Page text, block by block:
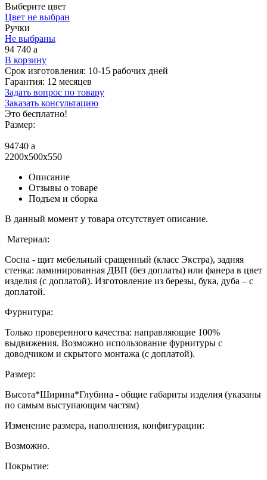
Выберите цвет
Цвет не выбран
Ручки
Не выбраны
94 740 a
В корзину
Срок изготовления: 10-15 рабочих дней
Гарантия: 12 месяцев
Задать вопрос по товару
Заказать консультацию
Это бесплатно!
Размер:
94740 a
2200x500x550
Описание
Отзывы о товаре
Подъем и сборка
В данный момент у товара отсутствует описание.
Материал:
Сосна - щит мебельный сращенный (класс Экстра), задняя
стенка: ламинированная ДВП (без доплаты) или фанера в цвет
изделия (с доплатой). Изготовление из березы, бука, дуба – с
доплатой.
Фурнитура:
Только проверенного качества: направляющие 100%
выдвижения. Возможно использование фурнитуры с
доводчиком и скрытого монтажа (с доплатой).
Размер:
Высота*Ширина*Глубина - общие габариты изделия (указаны
по самым выступающим частям)
Изменение размера, наполнения, конфигурации:
Возможно.
Покрытие: